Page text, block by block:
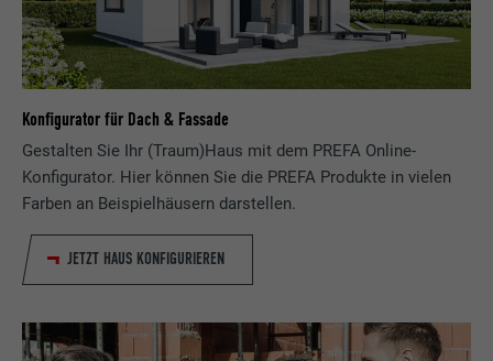
Konfigurator für Dach & Fassade
Gestalten Sie Ihr (Traum)Haus mit dem PREFA Online-
Konfigurator. Hier können Sie die PREFA Produkte in vielen
Farben an Beispielhäusern darstellen.
JETZT HAUS KONFIGURIEREN